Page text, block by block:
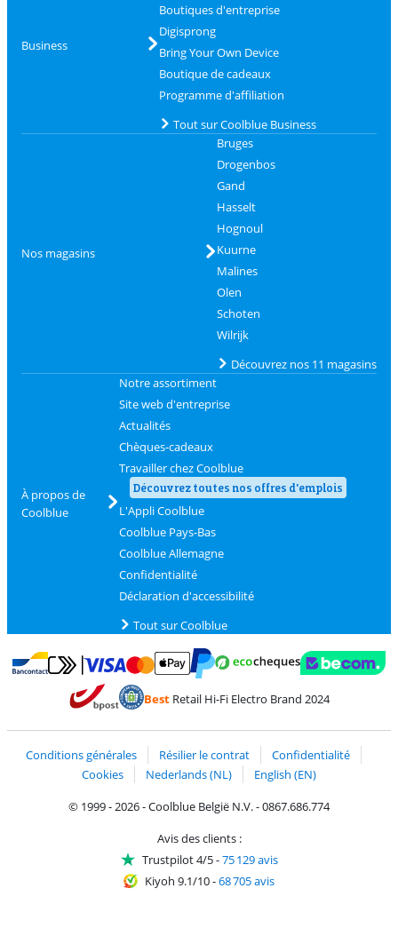
Business
Boutiques d'entreprise
Digisprong
Bring Your Own Device
Boutique de cadeaux
Programme d'affiliation
Tout sur Coolblue Business
Nos magasins
Bruges
Drogenbos
Gand
Hasselt
Hognoul
Kuurne
Malines
Olen
Schoten
Wilrijk
Découvrez nos 11 magasins
À propos de
Coolblue
Notre assortiment
Site web d'entreprise
Actualités
Chèques-cadeaux
Travailler chez Coolblue
Découvrez toutes nos offres d'emplois
L'Appli Coolblue
Coolblue Pays-Bas
Coolblue Allemagne
Confidentialité
Déclaration d'accessibilité
Tout sur Coolblue
Payer avec Bancontact
Payer avec MasterCard et Visa via ClickToPay
BestRetail Hi-Fi Electro Brand 2024
Conditions générales Résilier le contrat
Confidentialité
Cookies
Nederlands (NL)
English (EN)
© 1999 - 2026 - Coolblue België N.V. - 0867.686.774
Avis des clients :
Trustpilot 4/5-75 129 avis
Kiyoh 9.1/10-68 705 avis